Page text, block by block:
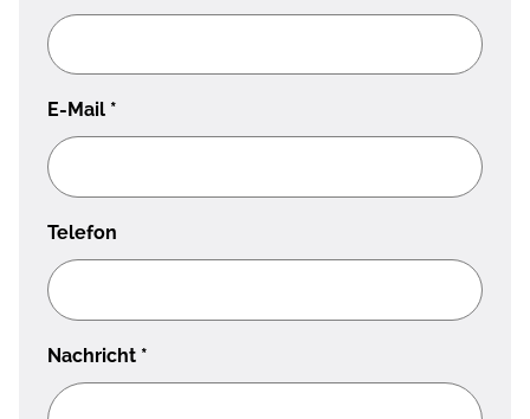
E-Mail *
Telefon
Nachricht *